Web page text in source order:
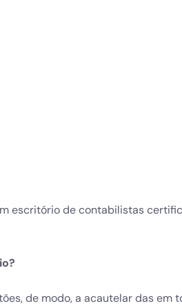
escritório de contabilistas
de modo, a acautelar das em